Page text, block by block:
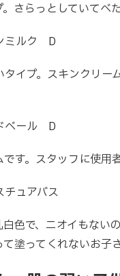
さらっとしていてべ
ミルク D
タイプ。スキンクリ
ベール D
す。スタッフに使用
ュアバス
色で、ニオイもない
塗ってくれないお子